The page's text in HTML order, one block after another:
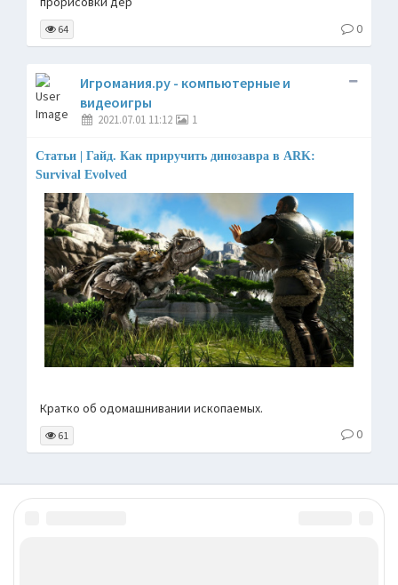
64 0
Игромания.ру - компьютерные и
видеоигры
2021.07.01 11:12 1
Статьи | Гайд. Как приручить динозавра в ARK:
Survival Evolved
Кратко об одомашнивании ископаемых.
61 0
©